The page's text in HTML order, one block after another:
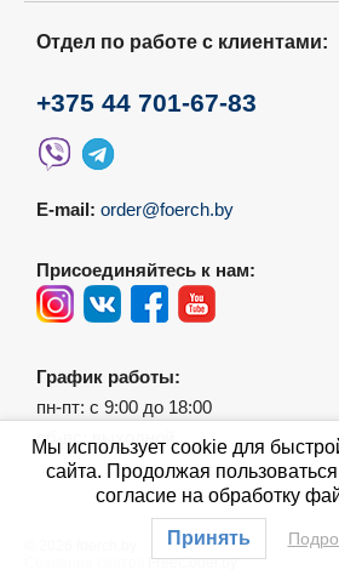
Отдел по работе с клиентами:
+375 44 701-67-83
E-mail: order@foerch.by
Присоединяйтесь к нам:
График работы:
пн-пт: с 9:00 до 18:00
сб-вс: выходной
FreeCoder.by
Мы использует cookie для
сайта. Продолжая
согласие на обработку
Принять